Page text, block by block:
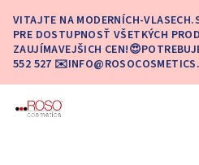
obsah
VITAJTE NA MODERNÍCH-
PRE DOSTUPNOSŤ VŠETKÝCH
ZAUJÍMAVEJŠICH
552 527